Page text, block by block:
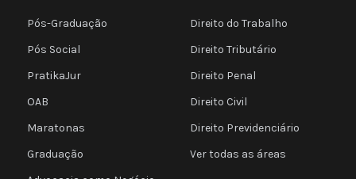
Pós-Graduação
Pós Social
PratikaJur
OAB
Maratonas
Graduação
Direito do Trabalho
Direito Tributário
Direito Penal
Direito Civil
Direito Previdenciário
Ver todas as áreas